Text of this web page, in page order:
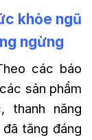
khỏe ngũ
ngừng
các báo
sản phẩm
năng
tăng đáng